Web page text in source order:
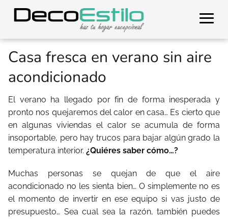
Casa fresca en verano sin aire
acondicionado
El verano ha llegado por fin de forma inesperada y
pronto nos quejaremos del calor en casa… Es cierto que
en algunas viviendas el calor se acumula de forma
insoportable, pero hay trucos para bajar algún grado la
temperatura interior. ¿Quiéres saber cómo…?
Muchas personas se quejan de que el aire
acondicionado no les sienta bien… O simplemente no es
el momento de invertir en ese equipo si vas justo de
presupuesto… Sea cual sea la razón, también puedes